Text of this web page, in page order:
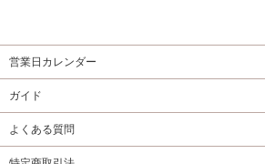
有償特典・『うなじに
恋の痕』12P小冊子
1,295
永乃あづみ
カートに入れる
ず【有償】+柴崎さん
償】』【8/17締切！予
選)】
2冊セット購入特典・
子＆ミニクリアカード
くらげと恋知らず』お
償特典・『柴崎さんの
営業日カレンダー
ガイド
よくある質問